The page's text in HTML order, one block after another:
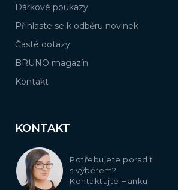
Dárkové poukazy
Přihlaste se k odběru novinek
Časté dotazy
BRUNO magazín
Kontakt
KONTAKT
Potřebujete poradit
s výběrem?
Kontaktujte Hanku